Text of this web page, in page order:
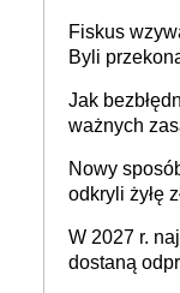
Fiskus
Byli
Jak
ważnych
Nowy
odkryli żyłę
W 2027 r.
dostaną